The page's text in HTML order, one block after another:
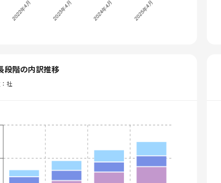
段階の内訳推移
社